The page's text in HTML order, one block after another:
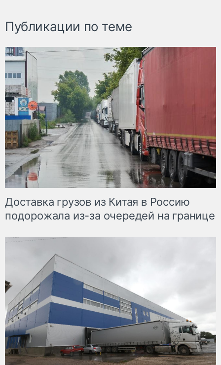
Публикации по теме
Доставка грузов из Китая в Россию
подорожала из-за очередей на границе